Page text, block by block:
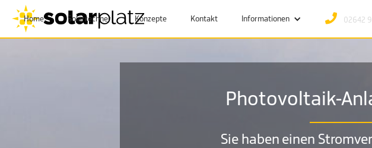
Home Solarrechner Konzepte Kontakt Informationen PHONE 02642
Photovoltaik-
Sie haben einen